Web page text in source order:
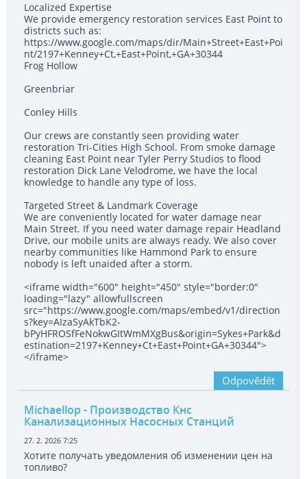
Localized Expertise
We provide emergency restoration services East Point to
districts such as:
https://www.google.com/maps/dir/Main+Street+East+Poi
nt/2197+Kenney+Ct,+East+Point,+GA+30344
Frog Hollow
Greenbriar
Conley Hills
Our crews are constantly seen providing water
restoration Tri-Cities High School. From smoke damage
cleaning East Point near Tyler Perry Studios to flood
restoration Dick Lane Velodrome, we have the local
knowledge to handle any type of loss.
Targeted Street & Landmark Coverage
We are conveniently located for water damage near
Main Street. If you need water damage repair Headland
Drive, our mobile units are always ready. We also cover
nearby communities like Hammond Park to ensure
nobody is left unaided after a storm.
<iframe width="600" height="450" style="border:0"
loading="lazy" allowfullscreen
src="https://www.google.com/maps/embed/v1/direction
s?key=AIzaSyAkTbK2-
bPyHFROSfFeNokwGItWmMXgBus&origin=Sykes+Park&d
estination=2197+Kenney+Ct+East+Point+GA+30344">
</iframe>
Odpovědět
Michaellop - Производство Кнс
Канализационных Насосных Станций
27. 2. 2026 7:25
Хотите получать уведомления об изменении цен на
топливо?